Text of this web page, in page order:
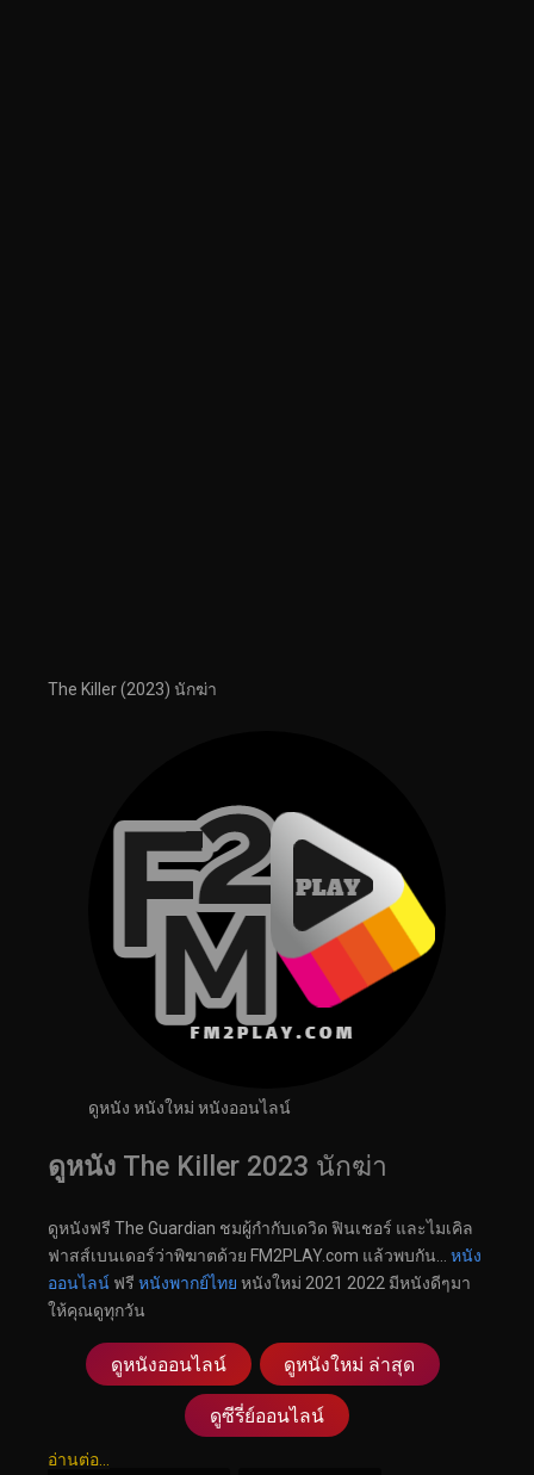
The Killer (2023) นักฆ่า
ดูหนัง หนังใหม่ หนังออนไลน์
ดูหนัง The Killer 2023 นักฆ่า
ดูหนังฟรี The Guardian ชมผู้กำกับเดวิด ฟินเชอร์ และไมเคิล
ฟาสส์เบนเดอร์ว่าพิฆาตด้วย FM2PLAY.com แล้วพบกัน… หนัง
ออนไลน์ ฟรี หนังพากย์ไทย หนังใหม่ 2021 2022 มีหนังดีๆมา
ให้คุณดูทุกวัน
ดูหนังออนไลน์ ดูหนังใหม่ ล่าสุด
ดูซีรี่ย์ออนไลน์
อ่านต่อ...